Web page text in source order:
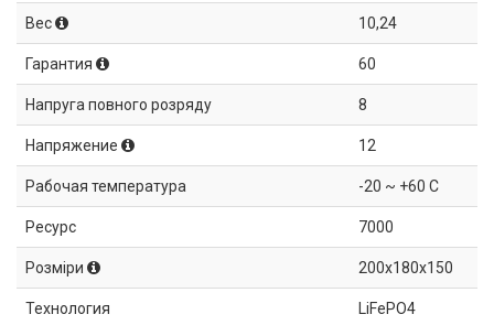
Вес 10,24
Гарантия 60
Напруга повного розряду 8
Напряжение 12
Рабочая температура -20 ~ +60 C
Ресурс 7000
Розміри 200x180x150
Технология LiFePO4